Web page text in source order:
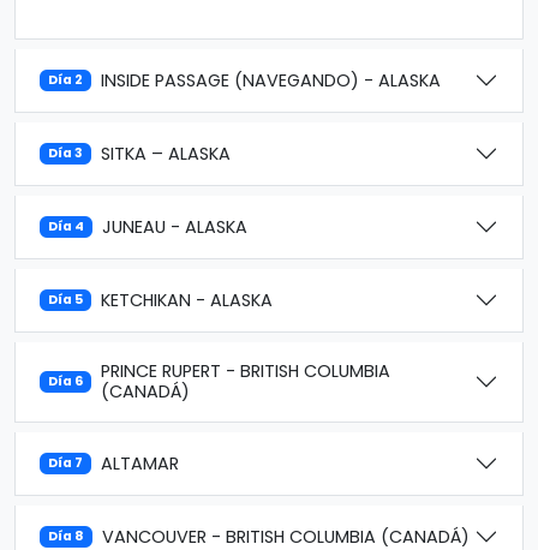
Día 2 INSIDE PASSAGE (NAVEGANDO) - ALASKA
Día 3 SITKA – ALASKA
Día 4 JUNEAU - ALASKA
Día 5 KETCHIKAN - ALASKA
Día 6
PRINCE RUPERT - BRITISH COLUMBIA
(CANADÁ)
Día 7 ALTAMAR
Día 8 VANCOUVER - BRITISH COLUMBIA (CANADÁ)